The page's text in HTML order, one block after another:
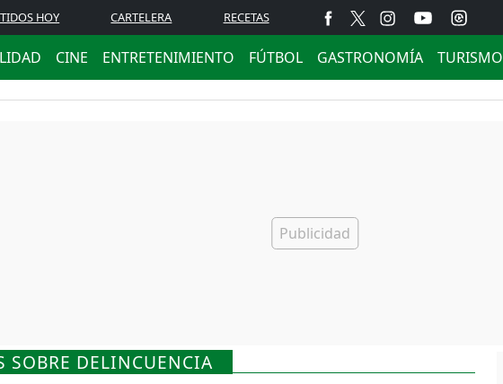
HOY CARTELERA RECETAS
CINE ENTRETENIMIENTO FÚTBOL GASTRONOMÍA TURISMO
SOBRE DELINCUENCIA